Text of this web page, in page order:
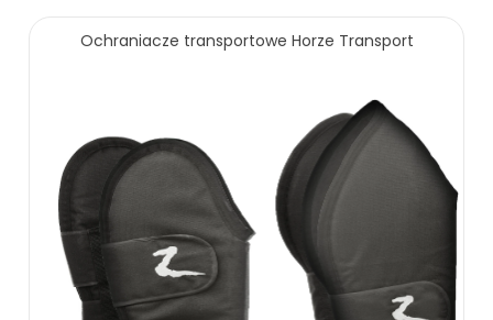
Ochraniacze transportowe Horze Transport